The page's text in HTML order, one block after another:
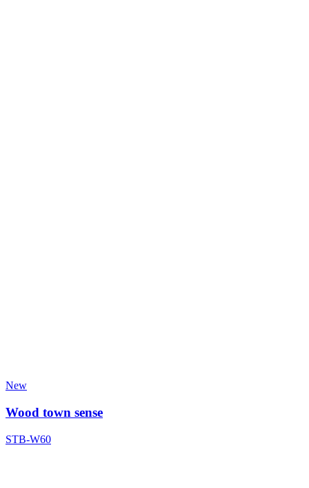
New
Wood town sense
STB-W60